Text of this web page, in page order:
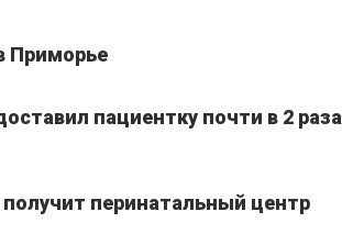
Приморье
пациентку почти в 2 раза
перинатальный центр